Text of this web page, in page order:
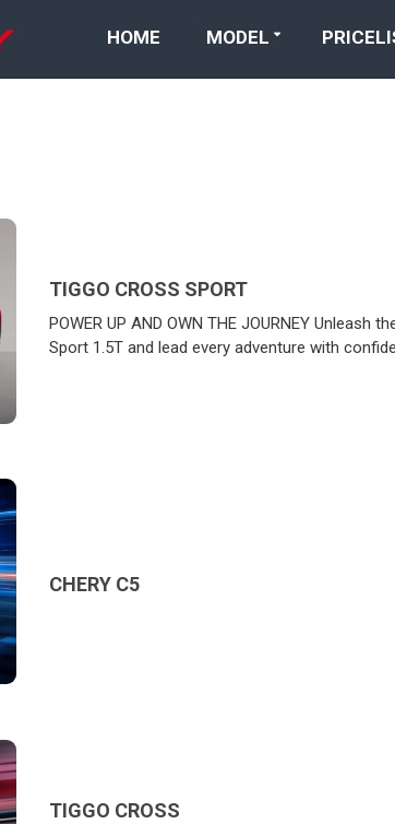
HOME MODEL
TIGGO CROSS SPORT
POWER UP AND OWN THE JOURNEY Unleash
Sport 1.5T and lead every adventure with
CHERY C5
TIGGO CROSS